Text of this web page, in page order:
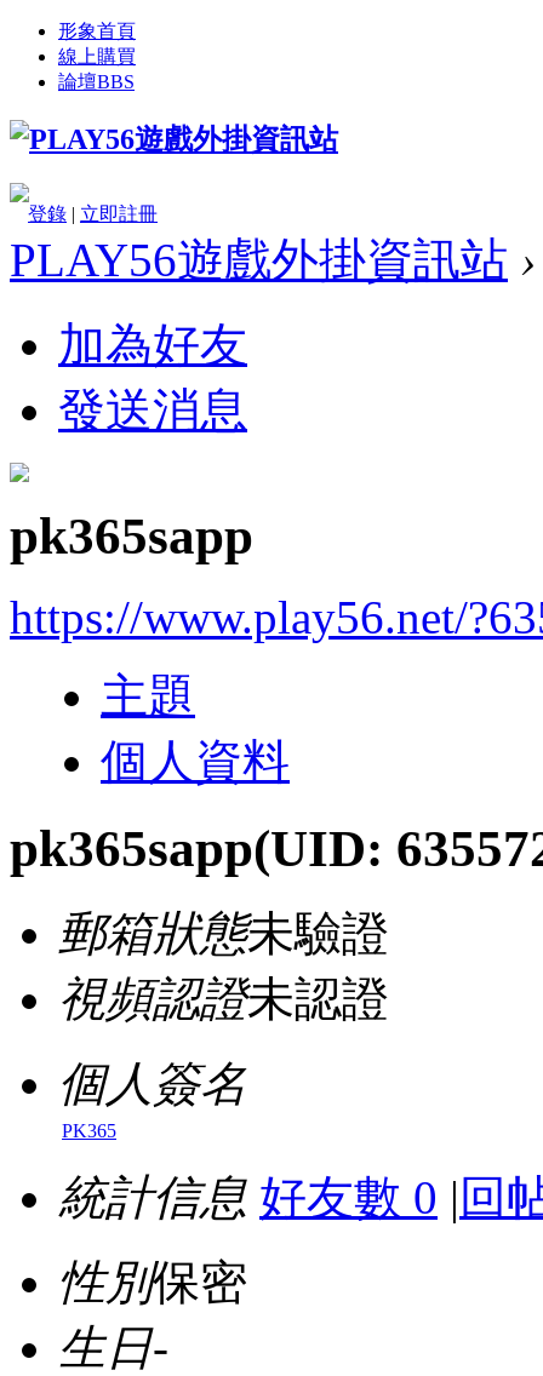
形象首頁
線上購買
論壇BBS
登錄 | 立即註冊
PLAY56遊戲外掛資訊站 ›
加為好友
發送消息
pk365sapp
https://www.play56.net/
主題
個人資料
pk365sapp(UID:
郵箱狀態未驗證
視頻認證未認證
個人簽名
PK365
統計信息 好友數 0 | 回
性別保密
生日-